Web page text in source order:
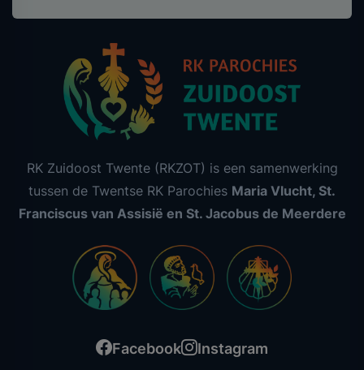
RK Zuidoost Twente (RKZOT) is een samenwerking
tussen de Twentse RK Parochies Maria Vlucht, St.
Franciscus van Assisië en St. Jacobus de Meerdere
Facebook Instagram